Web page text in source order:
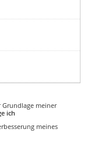
Grundlage meiner
ich
meines